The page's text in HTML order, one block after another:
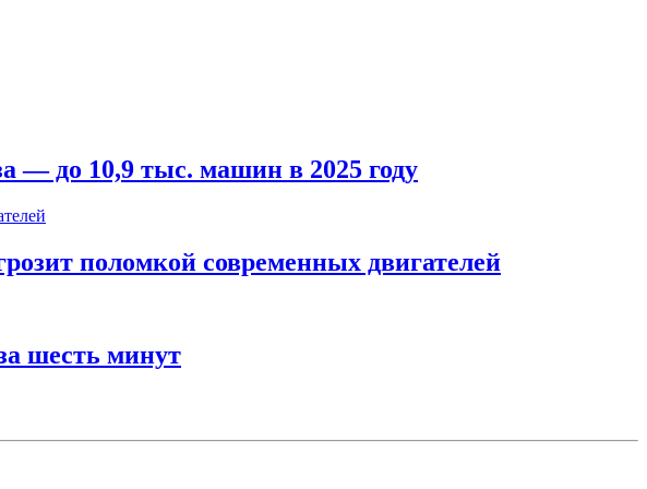
— до 10,9 тыс. машин в 2025 году
поломкой современных двигателей
шесть минут